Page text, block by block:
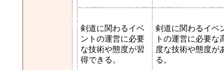
剣道に関わるイベ
ントの運営に必要
な技術や態度が習
得できる。
剣道に関わるイベ
トの運営に必要な
度な技術や態度が
る。